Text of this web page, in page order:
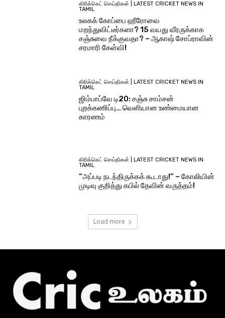
கிரிக்கெட் செய்திகள் | LATEST CRICKET NEWS IN
TAMIL
உலகக் கோப்பை ஹீரோவை
மறந்துவிட்டீர்களா? 15 வயது வீரருக்காக
சஞ்சுவை நீக்குவதா? – ஆகாஷ் சோப்ராவின்
சரமாரி கேள்வி!
கிரிக்கெட் செய்திகள் | LATEST CRICKET NEWS IN
TAMIL
ஜிம்பாப்வே டி20: சஞ்சு சாம்சன்
புறக்கணிப்பு… வெளியான உண்மையான
காரணம்
கிரிக்கெட் செய்திகள் | LATEST CRICKET NEWS IN
TAMIL
“அப்படி நடந்திருக்கக் கூடாது!” – கோலியின்
முடிவு குறித்து கபில் தேவின் வருத்தம்!
Load more